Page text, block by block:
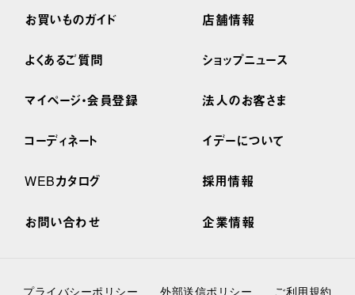
お買いものガイド
よくあるご質問
マイページ・会員登録
コーディネート
WEBカタログ
お問い合わせ
店舗情報
ショップニュース
法人のお客さま
イデーについて
採用情報
企業情報
プライバシーポリシー 外部送信ポリシー ご利用規約